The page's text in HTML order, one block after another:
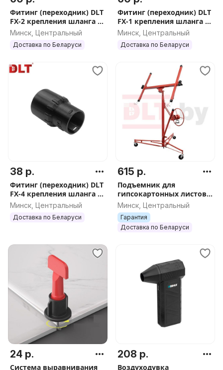
Фитинг (переходник) DLT
FX-2 крепления шланга к
корпусу пылесоса Bosch с
адаптером, арт.5113
Минск, Центральный
Доставка по Беларуси
Фитинг (переходник) DLT
FX-1 крепления шланга к
корпусу пылесоса Karcher
с адаптером, арт.5108
Минск, Центральный
Доставка по Беларуси
38 р.
Фитинг (переходник) DLT
FX-4 крепления шланга к
корпусу пылесоса Makita,
STIHL, Hilti, арт.5111
Минск, Центральный
Доставка по Беларуси
615 р.
Подъемник для
гипсокартонных листов
DLT Panel Lifter 335
(подъемник ГКЛ) до 3.35
м, арт.0585
Минск, Центральный
Гарантия
Доставка по Беларуси
24 р.
Система выравнивания
208 р.
Воздуходувка